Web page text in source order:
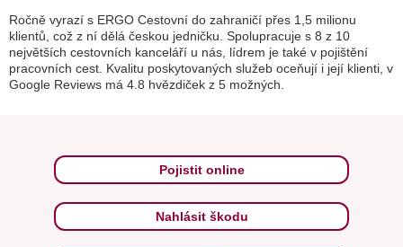
Ročně vyrazí s ERGO Cestovní do zahraničí přes 1,5 milionu
klientů, což z ní dělá českou jedničku. Spolupracuje s 8 z 10
největších cestovních kanceláří u nás, lídrem je také v pojištění
pracovních cest. Kvalitu poskytovaných služeb oceňují i její klienti, v
Google Reviews má 4.8 hvězdiček z 5 možných.
Pojistit online
Nahlásit škodu